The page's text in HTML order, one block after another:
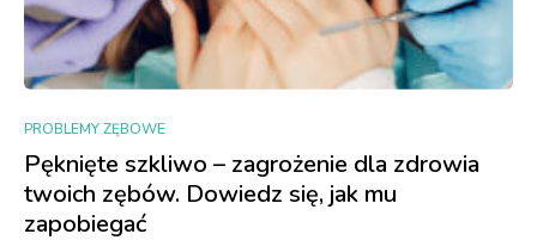
PROBLEMY ZĘBOWE
Pęknięte szkliwo – zagrożenie dla zdrowia
twoich zębów. Dowiedz się, jak mu
zapobiegać